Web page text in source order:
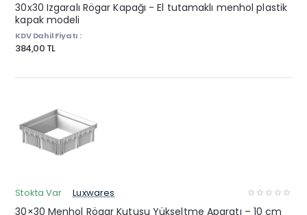
30x30 Izgaralı Rögar Kapağı - El tutamaklı menhol plastik
kapak modeli
KDV Dahil Fiyatı :
384,00 TL
Stokta Var Luxwares
30×30 Menhol Rögar Kutusu Yükseltme Aparatı – 10 cm